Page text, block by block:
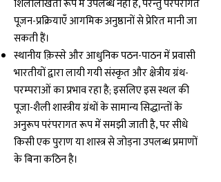
शिलालेखिता रूप में उपलब्ध नहीं है, परन्तु परंपरागत
पूजन-प्रक्रियाएँ आगमिक अनुष्ठानों से प्रेरित मानी जा
सकती हैं।
स्थानीय क़िस्से और आधुनिक पठन-पाठन में प्रवासी
भारतीयों द्वारा लायी गयी संस्कृत और क्षेत्रीय ग्रंथ-
परम्पराओं का प्रभाव रहा है; इसलिए इस स्थल की
पूजा-शैली शास्त्रीय ग्रंथों के सामान्य सिद्धान्तों के
अनुरूप परंपरागत रूप में समझी जाती है, पर सीधे
किसी एक पुराण या शास्त्र से जोड़ना उपलब्ध प्रमाणों
के बिना कठिन है।